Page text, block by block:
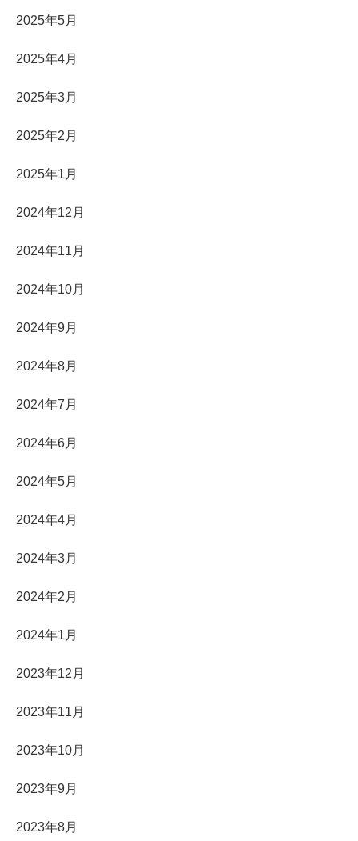
2025年5月
2025年4月
2025年3月
2025年2月
2025年1月
2024年12月
2024年11月
2024年10月
2024年9月
2024年8月
2024年7月
2024年6月
2024年5月
2024年4月
2024年3月
2024年2月
2024年1月
2023年12月
2023年11月
2023年10月
2023年9月
2023年8月